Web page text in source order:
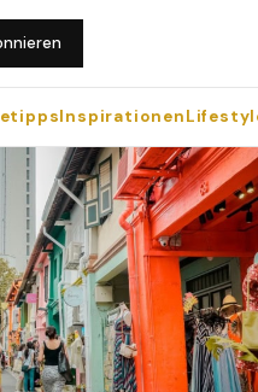
Inspirationen